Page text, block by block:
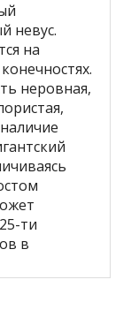
невус.
на
неровная,
ти
в